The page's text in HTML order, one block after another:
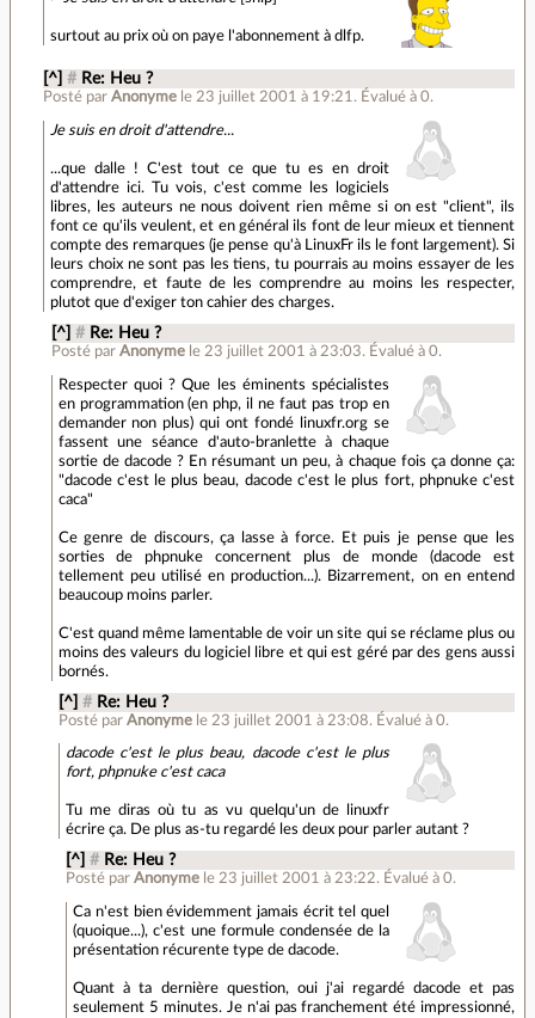
surtout au prix où on paye l'abonnement à dlfp.
[^] # Re: Heu ?
Posté parAnonyme le 23 juillet 2001 à 19:21 . Évalué à0.
Je suis en droit d'attendre...
...que dalle ! C'est tout ce que tu es en droit
d'attendre ici. Tu vois, c'est comme les logiciels
libres, les auteurs ne nous doivent rien même si on est "client", ils
font ce qu'ils veulent, et en général ils font de leur mieux et tiennent
compte des remarques (je pense qu'à LinuxFr ils le font largement). Si
leurs choix ne sont pas les tiens, tu pourrais au moins essayer de les
comprendre, et faute de les comprendre au moins les respecter,
plutot que d'exiger ton cahier des charges.
[^] # Re: Heu ?
Posté par Anonyme le 23 juillet 2001 à 23:03. Évalué à 0.
Respecter quoi ? Que les éminents spécialistes
en programmation (en php, il ne faut pas trop en
demander non plus) qui ont fondé linuxfr.org se
fassent une séance d'auto-branlette à chaque
sortie de dacode ? En résumant un peu, à chaque fois ça donne ça:
"dacode c'est le plus beau, dacode c'est le plus fort, phpnuke c'est
caca"
Ce genre de discours, ça lasse à force. Et puis je pense que les
sorties de phpnuke concernent plus de monde (dacode est
tellement peu utilisé en production...). Bizarrement, on en entend
beaucoup moins parler.
C'est quand même lamentable de voir un site qui se réclame plus ou
moins des valeurs du logiciel libre et qui est géré par des gens aussi
bornés.
[^] # Re: Heu ?
Posté par Anonyme le 23 juillet 2001 à 23:08. Évalué à 0.
dacode c'est le plus beau, dacode c'est le plus
fort, phpnuke c'est caca
Tu me diras où tu as vu quelqu'un de linuxfr
écrire ça. De plus as-tu regardé les deux pour parler autant ?
[^] # Re: Heu ?
Posté parAnonyme le 23 juillet 2001 à 23:22. Évalué à0.
Ca n'est bien évidemment jamais écrit tel quel
(quoique...), c'est une formule condensée de la
présentation récurente type de dacode.
Quant à ta dernière question, oui j'ai regardé dacode et pas
seulement 5 minutes. Je n'ai pas franchement été impressionné,